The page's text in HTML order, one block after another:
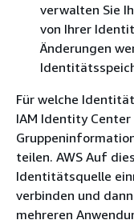
verwalten Sie
von Ihrer
Änderungen
Für welche
IAM Identity
teilen. AWS Auf
Identitätsquelle
verbinden und
mehreren